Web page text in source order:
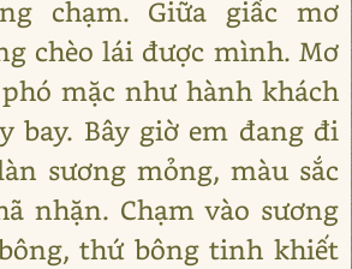
chạm. Giữa giấc mơ
chèo lái được mình. Mơ
mặc như hành khách
bay. Bây giờ em đang đi
sương mỏng, màu sắc
nhặn. Chạm vào sương
thứ bông tinh khiết